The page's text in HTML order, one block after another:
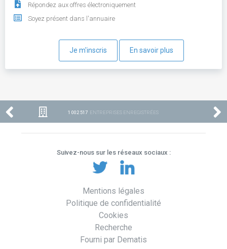
Répondez aux offres électroniquement
Soyez présent dans l'annuaire
Je m'inscris En savoir plus
1 002 517 ENTREPRISES ENREGISTRÉES
Suivez-nous sur les réseaux sociaux :
Mentions légales
Politique de confidentialité
Cookies
Recherche
Fourni par Dematis